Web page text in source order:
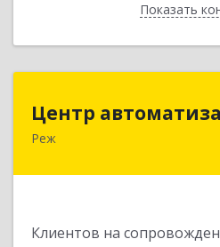
ПоказатьНазад
Центр
Реж
Клиентов на
623750, Свердловская